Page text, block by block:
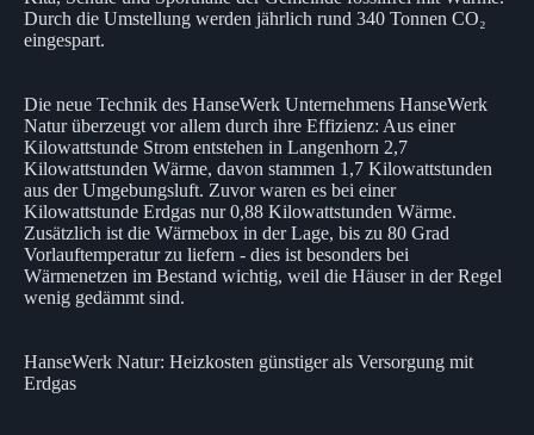
Durch die Umstellung werden jährlich rund 340 Tonnen CO₂
eingespart.
Die neue Technik des HanseWerk Unternehmens HanseWerk
Natur überzeugt vor allem durch ihre Effizienz: Aus einer
Kilowattstunde Strom entstehen in Langenhorn 2,7
Kilowattstunden Wärme, davon stammen 1,7 Kilowattstunden
aus der Umgebungsluft. Zuvor waren es bei einer
Kilowattstunde Erdgas nur 0,88 Kilowattstunden Wärme.
Zusätzlich ist die Wärmebox in der Lage, bis zu 80 Grad
Vorlauftemperatur zu liefern - dies ist besonders bei
Wärmenetzen im Bestand wichtig, weil die Häuser in der Regel
wenig gedämmt sind.
HanseWerk Natur: Heizkosten günstiger als Versorgung mit
Erdgas